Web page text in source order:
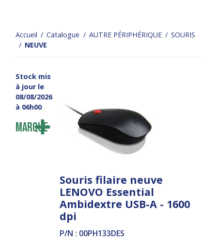
Accueil Catalogue AUTRE PÉRIPHÉRIQUE
SOURIS
NEUVE
Stock mis
à jour le
08/08/2026
à 06h00
Marque
Souris filaire neuve
LENOVO Essential
Ambidextre USB-A - 1600
dpi
P/N : 00PH133DES